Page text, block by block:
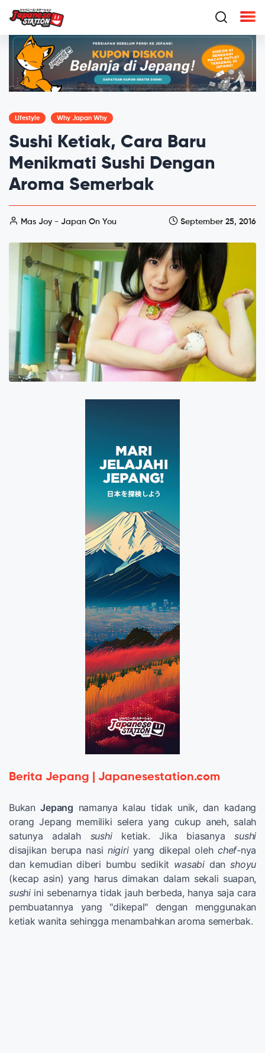
Lifestyle Why Japan Why
Sushi Ketiak, Cara Baru
Menikmati Sushi Dengan
Aroma Semerbak
Mas Joy - Japan On You September 25, 2016
Berita Jepang | Japanesestation.com
BukanJepang namanya kalau tidak unik, dan kadang
orang Jepang memiliki selera yang cukup aneh, salah
satunya adalah sushiketiak. Jika biasanyasushi
disajikan berupa nasi nigiriyang dikepal olehchef-nya
dan kemudian diberi bumbu sedikit wasabidanshoyu
(kecap asin) yang harus dimakan dalam sekali suapan,
sushiini sebenarnya tidak jauh berbeda, hanya saja cara
pembuatannya yang "dikepal" dengan menggunakan
ketiak wanita sehingga menambahkan aroma semerbak.